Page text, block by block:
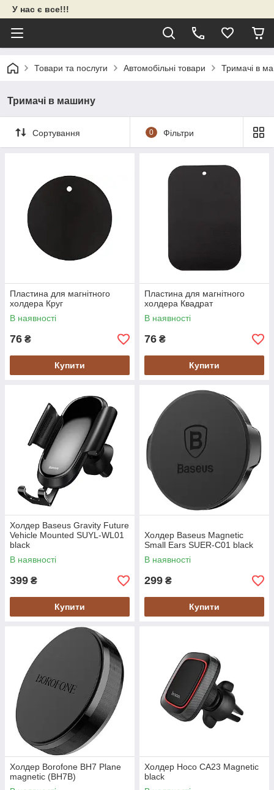
У нас є все!!!
Товари та послуги Автомобільні товари Тримачі в
Тримачі в машину
Сортування 0 Фільтри
Пластина для магнітного
холдера Круг
В наявності
76 ₴
Купити
Пластина для магнітного
холдера Квадрат
В наявності
76 ₴
Купити
Холдер Baseus Gravity Future
Vehicle Mounted SUYL-WL01
black
В наявності
399 ₴
Купити
Холдер Baseus Magnetic
Small Ears SUER-C01 black
В наявності
299 ₴
Купити
Холдер Borofone BH7 Plane
magnetic (BH7B)
Холдер Hoco CA23 Magnetic
black